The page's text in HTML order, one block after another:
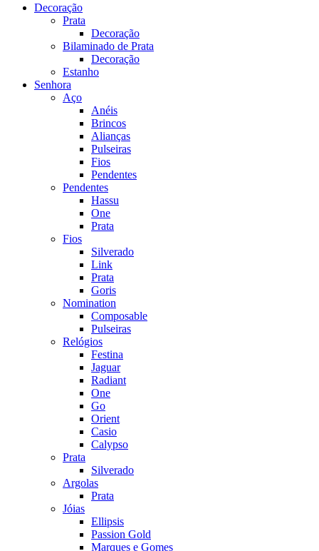
Decoração
Prata
Decoração
Bilaminado de Prata
Decoração
Estanho
Senhora
Aço
Anéis
Brincos
Alianças
Pulseiras
Fios
Pendentes
Pendentes
Hassu
One
Prata
Fios
Silverado
Link
Prata
Goris
Nomination
Composable
Pulseiras
Relógios
Festina
Jaguar
Radiant
One
Go
Orient
Casio
Calypso
Prata
Silverado
Argolas
Prata
Jóias
Ellipsis
Passion Gold
Marques e Gomes